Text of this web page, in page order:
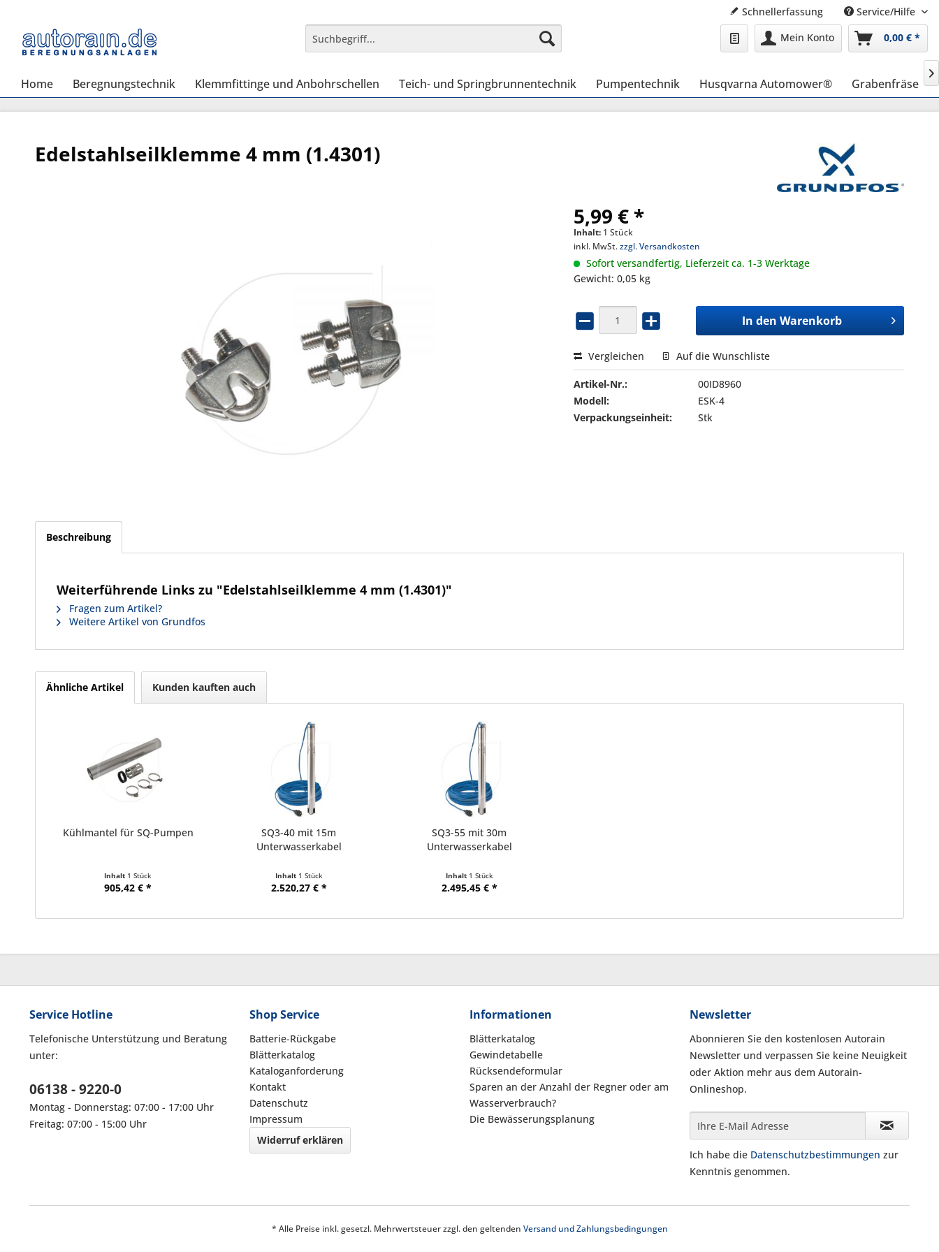
Schnellerfassung
Service/Hilfe
Mein Konto
0,00 € *
Home Beregnungstechnik Klemmfittinge und Anbohrschellen Teich- und Springbrunnentechnik Pumpentechnik Husqvarna Automower® Grabenfräse

Edelstahlseilklemme 4 mm (1.4301)
5,99 € *
Inhalt: 1 Stück
inkl. MwSt.zzgl. Versandkosten
Sofort versandfertig, Lieferzeit ca. 1-3 Werktage
Gewicht: 0,05 kg
In den Warenkorb
Vergleichen Auf die Wunschliste
Artikel-Nr.:
00ID8960
Modell:
ESK-4
Verpackungseinheit:
Stk
Beschreibung
Weiterführende Links zu "Edelstahlseilklemme 4 mm (1.4301)"
Fragen zum Artikel?
Weitere Artikel von Grundfos
Ähnliche Artikel Kunden kauften auch
Kühlmantel für SQ-Pumpen
Inhalt 1 Stück
905,42 € *
SQ3-40 mit 15m
Unterwasserkabel
Inhalt 1 Stück
2.520,27 € *
SQ3-55 mit 30m
Unterwasserkabel
Inhalt 1 Stück
2.495,45 € *
Service Hotline
Telefonische Unterstützung und Beratung
unter:
06138 - 9220-0
Montag - Donnerstag: 07:00 - 17:00 Uhr
Freitag: 07:00 - 15:00 Uhr
Shop Service
Batterie-Rückgabe
Blätterkatalog
Kataloganforderung
Kontakt
Datenschutz
Impressum
Widerruf erklären
Informationen
Blätterkatalog
Gewindetabelle
Rücksendeformular
Sparen an der Anzahl der Regner oder am
Wasserverbrauch?
Die Bewässerungsplanung
Newsletter
Abonnieren Sie den kostenlosen Autorain
Newsletter und verpassen Sie keine Neuigkeit
oder Aktion mehr aus dem Autorain-
Onlineshop.
Ich habe die Datenschutzbestimmungen zur
Kenntnis genommen.
* Alle Preise inkl. gesetzl. Mehrwertsteuer zzgl. den geltenden Versand und Zahlungsbedingungen